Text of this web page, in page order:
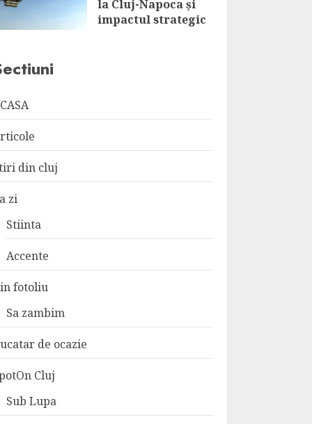
la Cluj-Napoca și
impactul strategic
din cluj
zi
Stiinta
Accente
fotoliu
Sa zambim
de ocazie
Cluj
Sub Lupa